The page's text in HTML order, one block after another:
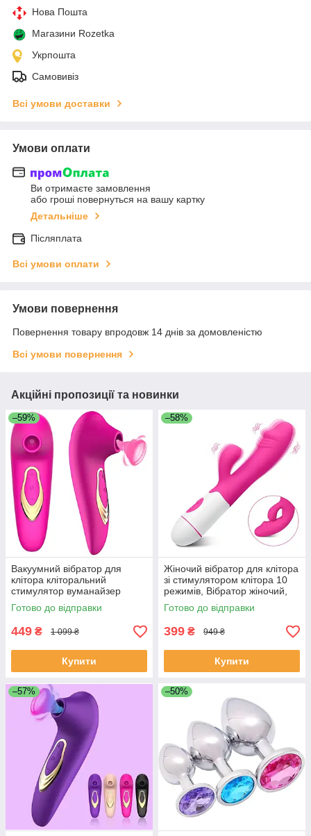
Нова Пошта
Магазини Rozetka
Укрпошта
Самовивіз
Всі умови доставки
Умови оплати
Ви отримаєте замовлення
або гроші повернуться на вашу картку
Детальніше
Післяплата
Всі умови оплати
Умови повернення
Повернення товару впродовж 14 днів за домовленістю
Всі умови повернення
Акційні пропозиції та новинки
–59%
Вакуумний вібратор для
клітора кліторальний
стимулятор вуманайзер
жіночий секс-іграшка
силіконовий Koala Рожевий
Готово до відправки
449 ₴ 1 099 ₴
Купити
–58%
Жіночий вібратор для клітора
зі стимулятором клітора 10
режимів, Вібратор жіночий,
кліторальний вібратор KOALA
Готово до відправки
399 ₴ 949 ₴
Купити
–57% –50%